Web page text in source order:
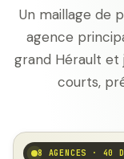
Un maillage de
agence
grand Hérault et
courts,
8 AGENCES · 40